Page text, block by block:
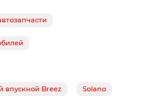
впускной Breez Solano